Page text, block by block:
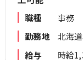
職種
事務
勤務地
北海
給与
時給